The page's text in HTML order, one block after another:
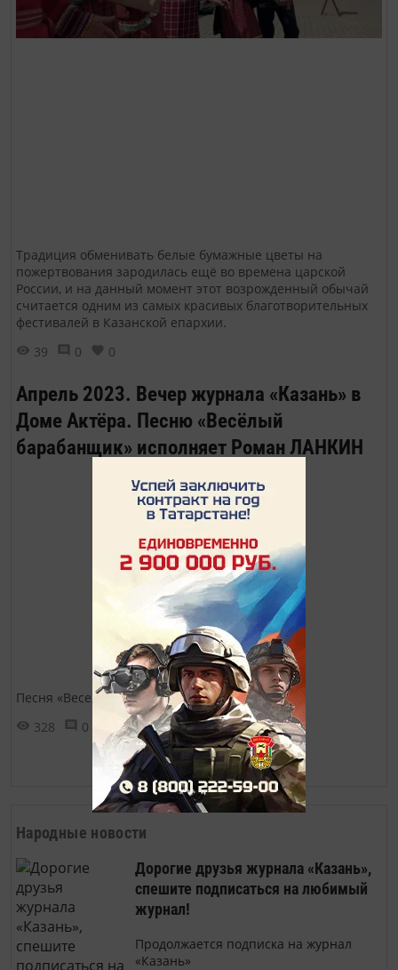
Традиция обменивать белые бумажные цветы на
пожертвования зародилась ещё во времена царской
России, и на данный момент этот возрожденный обычай
считается одним из самых красивых благотворительных
фестивалей в Казанской епархии.
39
0 0
Апрель 2023. Вечер журнала «Казань» в
Доме Актёра. Песню «Весёлый
барабанщик» исполняет Роман ЛАНКИН
Песня «Веселый барабанщик»
328
0 0
Показать ещё ➜
Народные новости
Дорогие друзья журнала «Казань»,
спешите подписаться на любимый
журнал!
Продолжается подписка на журнал
«Казань»